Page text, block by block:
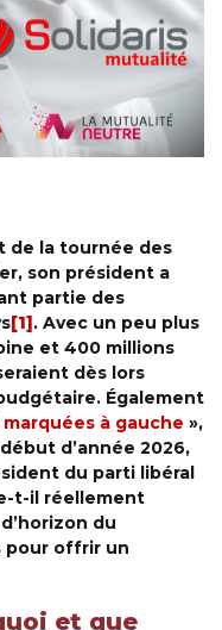
de la tournée des
son président a
partie des
[1] . Avec un peu plus
et 400 millions
dès lors
Également
à gauche »,
d’année 2026,
du parti libéral
t-il réellement
du
offrir un
et que